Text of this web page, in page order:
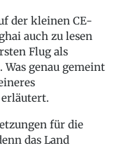
der kleinen CE-
auch zu lesen
Flug als
genau gemeint
für die
das Land